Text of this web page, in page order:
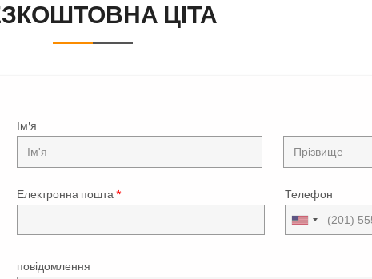
ЦІТА
Ім'я
Електронна пошта* Телефон
повідомлення